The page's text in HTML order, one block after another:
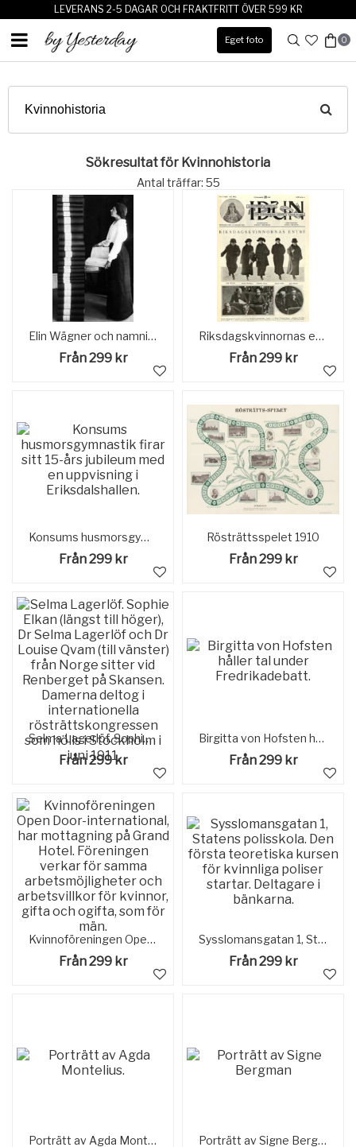
LEVERANS 2-5 DAGAR OCH FRAKTFRITT ÖVER 599 KR
Eget foto 0
Sökresultat för Kvinnohistoria
Antal träffar: 55
Elin Wägner och namninsamlingen 1914
Från 299 kr
Riksdagskvinnornas entré 1922
Från 299 kr
Konsums husmorsgymnastik firar sitt 15-års jubileum med en uppvisning i Eriksdalshallen.
Från 299 kr
Rösträttsspelet 1910
Från 299 kr
Selma Lagerlöf. Sophie Elkan (längst till höger), Dr Selma Lagerlöf och Dr Louise Qvam (till vänster) från Norge sitter vid Renberget på Skansen. Damerna deltog i internationella rösträttskongressen som hölls i Stockholm i juni 1911.
Från 299 kr
Birgitta von Hofsten håller tal under Fredrikadebatt.
Från 299 kr
Kvinnoföreningen Open Door-international, har mottagning på Grand Hotel. Föreningen verkar för samma arbetsmöjligheter och arbetsvillkor för kvinnor, gifta och ogifta, som för män.
Från 299 kr
Sysslomansgatan 1, Statens polisskola. Den första teoretiska kursen för kvinnliga poliser startar. Deltagare i bänkarna.
Från 299 kr
Porträtt av Agda Montelius. Porträtt av Signe Bergman